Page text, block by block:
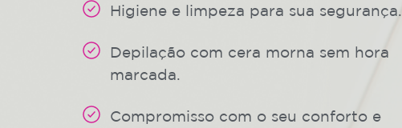
Higiene e limpeza para sua segurança.
Depilação com cera morna sem hora
marcada.
Compromisso com o seu conforto e